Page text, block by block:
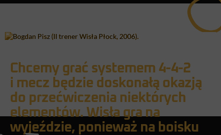
Chcemy grać systemem 4-4-2
i mecz będzie doskonałą okazją
do przećwiczenia niektórych
elementów. Wisła gra na
wyjeździe, ponieważ na boisku